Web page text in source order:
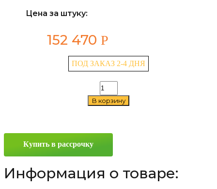
Цена за штуку:
152 470 Р
ПОД ЗАКАЗ 2-4 ДНЯ
Количество
товара
Advance
В корзину
Купить в рассрочку
Информация о товаре: